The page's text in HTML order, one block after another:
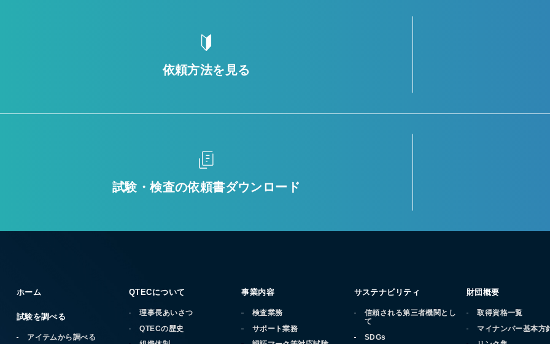
依頼方法を見る
試験・検査の依頼書ダウンロード
ホーム
試験を調べる
アイテムから調べる
QTECについて
理事長あいさつ
QTECの歴史
事業内容
検査業務
サポート業務
サステナビリティ
信頼される第三者機関とし
て
SDGs
財団概要
取得資格一覧
マイナンバー基本方